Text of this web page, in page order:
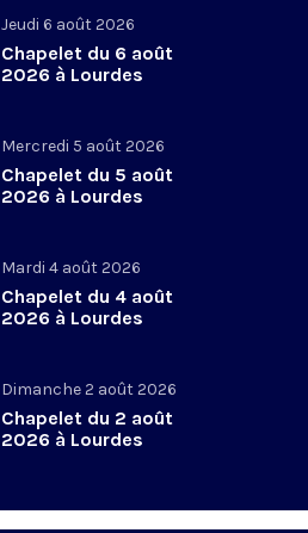
Jeudi 6 août 2026
Chapelet du 6 août
2026 à Lourdes
Mercredi 5 août 2026
Chapelet du 5 août
2026 à Lourdes
Mardi 4 août 2026
Chapelet du 4 août
2026 à Lourdes
Dimanche 2 août 2026
Chapelet du 2 août
2026 à Lourdes